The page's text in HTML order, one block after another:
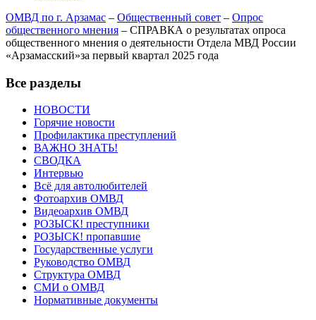
ОМВД по г. Арзамас – Общественный совет – Опрос
общественного мнения – СПРАВКА о результатах опроса
общественного мнения о деятельности Отдела МВД России
«Арзамасский»за первый квартал 2025 года
Все разделы
НОВОСТИ
Горячие новости
Профилактика преступлений
ВАЖНО ЗНАТЬ!
СВОДКА
Интервью
Всё для автолюбителей
Фотоархив ОМВД
Видеоархив ОМВД
РОЗЫСК! преступники
РОЗЫСК! пропавшие
Государственные услуги
Руководство ОМВД
Структура ОМВД
СМИ о ОМВД
Нормативные документы